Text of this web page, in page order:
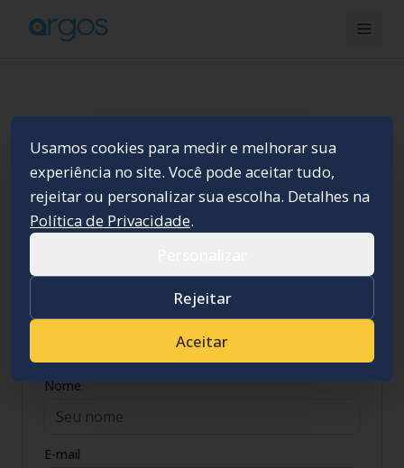
EM BREVE: CONTEÚDO
PARA GESTORES
OPERACIONAIS
controle de rotas, redução de custos operacionais e
muito mais.
Nome
E-mail
Usamos cookies para medir e melhorar sua
experiência no site. Você pode aceitar tudo,
rejeitar ou personalizar sua escolha. Detalhes na
Política de Privacidade.
Rejeitar
Aceitar